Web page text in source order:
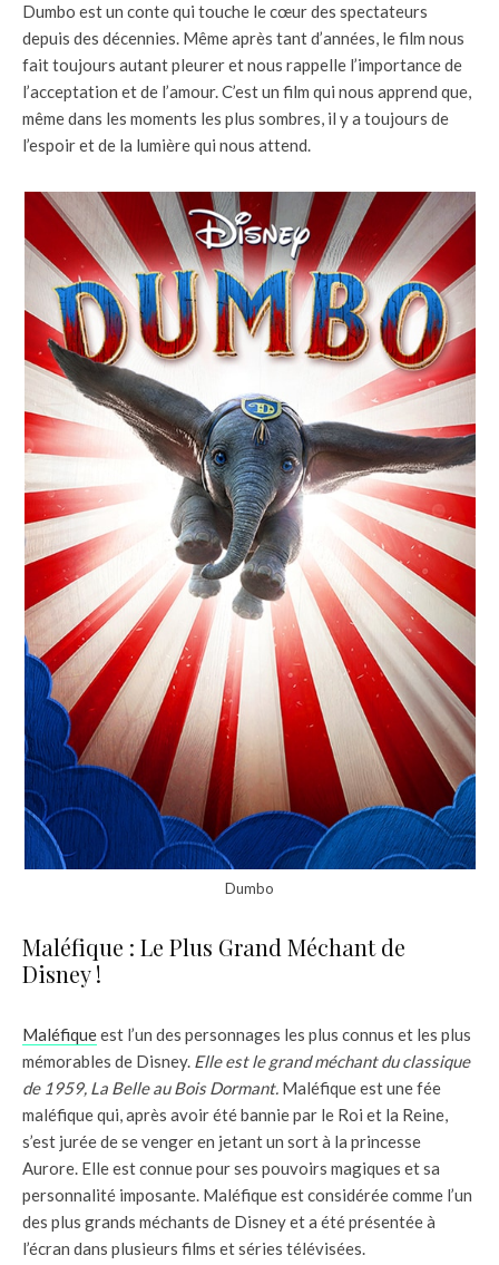
Dumbo est un conte qui touche le cœur des spectateurs
depuis des décennies. Même après tant d’années, le film nous
fait toujours autant pleurer et nous rappelle l’importance de
l’acceptation et de l’amour. C’est un film qui nous apprend que,
même dans les moments les plus sombres, il y a toujours de
l’espoir et de la lumière qui nous attend.
Dumbo
Maléfique : Le Plus Grand Méchant de
Disney !
Maléfiqueest l’un des personnages les plus connus et les plus
mémorables de Disney. Elle est le grand méchant du classique
de 1959, La Belle au Bois Dormant. Maléfique est une fée
maléfique qui, après avoir été bannie par le Roi et la Reine,
s’est jurée de se venger en jetant un sort à la princesse
Aurore. Elle est connue pour ses pouvoirs magiques et sa
personnalité imposante. Maléfique est considérée comme l’un
des plus grands méchants de Disney et a été présentée à
l’écran dans plusieurs films et séries télévisées.